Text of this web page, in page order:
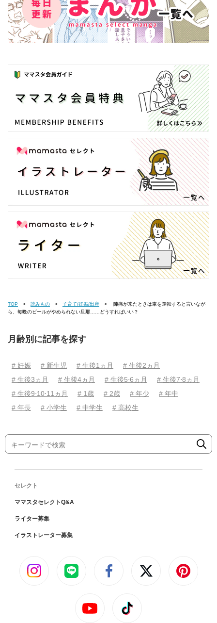
TOP 読みもの 子育て/妊娠/出産
ら、毎晩のビールがやめられない旦那……どうすればいい？
月齢別に記事を探す
# 妊娠 # 新生児 # 生後1ヵ月
# 生後2ヵ月
# 生後3ヵ月
# 生後4ヵ月 # 生後5⋅6ヵ月
# 生後7⋅8ヵ月
# 生後9⋅10⋅11ヵ月
# 1歳 # 2歳 # 年少
# 年中
# 年長
# 小学生 # 中学生 # 高校生
セレクト
ママスタセレクトQ&A
ライター募集
イラストレーター募集